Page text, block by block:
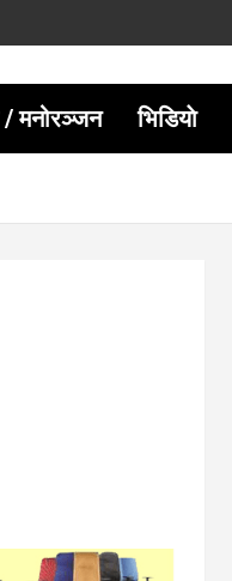
मनोरञ्जन भिडियाे